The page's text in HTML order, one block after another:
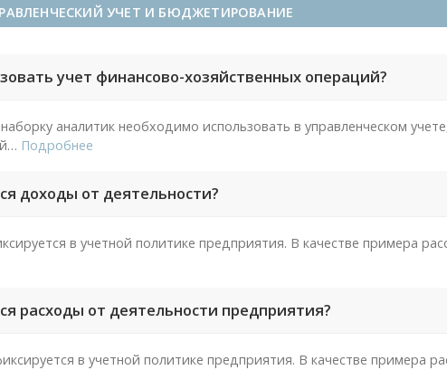
УЧЕТ И БЮДЖЕТИРОВАНИЕ
учет финансово-хозяйственных операций?
аналитик необходимо использовать в управленческом
… Подробнее
доходы от деятельности?
в учетной политике предприятия. В качестве примера
расходы от деятельности предприятия?
в учетной политике предприятия. В качестве примера